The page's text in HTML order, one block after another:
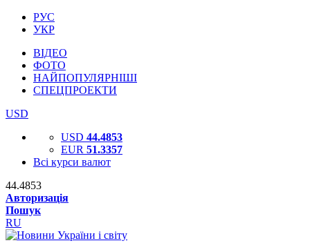
РУС
УКР
ВІДЕО
ФОТО
НАЙПОПУЛЯРНІШІ
СПЕЦПРОЕКТИ
USD
USD 44.4853
EUR 51.3357
Всі курси валют
44.4853
Авторизація
Пошук
RU